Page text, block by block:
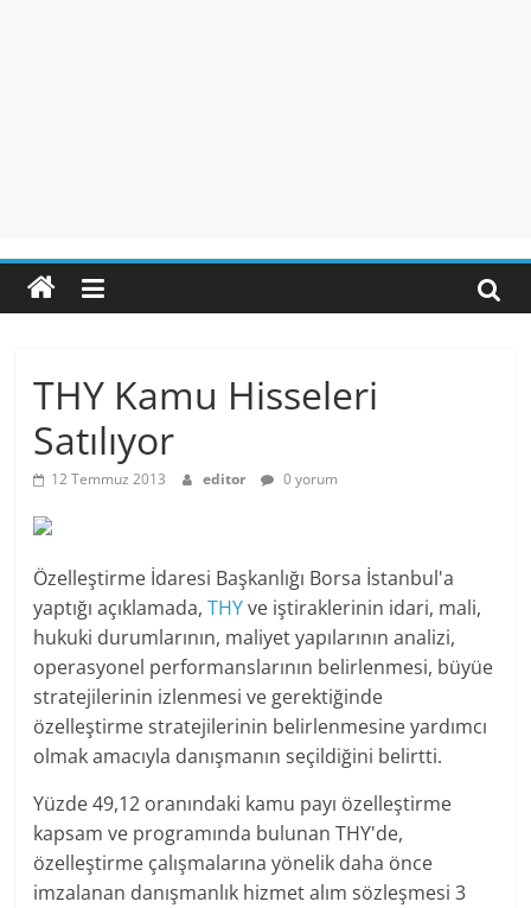
THY Kamu Hisseleri
Satılıyor
12 Temmuz 2013 editor 0 yorum
Özelleştirme İdaresi Başkanlığı Borsa İstanbul'a
yaptığı açıklamada,THYve iştiraklerinin idari, mali,
hukuki durumlarının, maliyet yapılarının analizi,
operasyonel performanslarının belirlenmesi, büyüe
stratejilerinin izlenmesi ve gerektiğinde
özelleştirme stratejilerinin belirlenmesine yardımcı
olmak amacıyla danışmanın seçildiğini belirtti.
Yüzde 49,12 oranındaki kamu payı özelleştirme
kapsam ve programında bulunan THY'de,
özelleştirme çalışmalarına yönelik daha önce
imzalanan danışmanlık hizmet alım sözleşmesi 3